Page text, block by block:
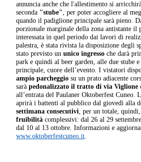
annuncia anche che l'allestimento si
seconda "stube" , per poter accogliere al
quando il padiglione principale sarà pieno.
porzionale marginale della zona antistante il
interessata in quel periodo dai lavori di
palestra, è stata rivista la disposizione degli
stato previsto ununico ingresso che darà
park e quindi al beer garden, alle due stube
principale, cuore dell’evento. I vistatori
ampio parcheggio su un prato adiacente
saràpedonalizzato il tratto di via Viglione
all’entrata del Paulaner Oktoberfest Cuneo.
aprirà i battenti al pubblico dal giovedì alla
settimana consecutivi , per un totale,
fruibilità complessivi: dal 26 al 29
dal 10 al 13 ottobre. Informazioni e
www.oktoberfestcuneo.it